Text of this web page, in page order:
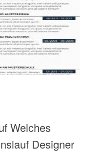
Welches
Designer